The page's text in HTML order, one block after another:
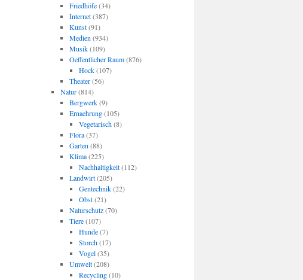
Friedhöfe(34)
Internet(387)
Kunst(91)
Medien (934)
Musik(109)
Oeffentlicher Raum(876)
Hock(107)
Theater(56)
Natur(814)
Bergwerk(9)
Ernaehrung(105)
Vegetarisch(8)
Flora(37)
Garten (88)
Klima(225)
Nachhaltigkeit(112)
Landwirt(205)
Gentechnik(22)
Obst(21)
Naturschutz(70)
Tiere(107)
Hunde(7)
Storch(17)
Vogel(35)
Umwelt(208)
Recycling(10)